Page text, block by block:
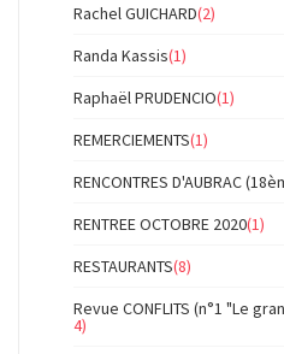
Rachel GUICHARD(2)
Randa Kassis(1)
Raphaël PRUDENCIO(1)
REMERCIEMENTS(1)
RENCONTRES D'AUBRAC
RENTREE OCTOBRE 2020(1)
RESTAURANTS(8)
Revue CONFLITS (n°1 "Le
4)